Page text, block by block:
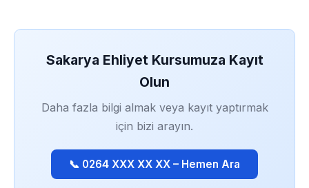
Sakarya Ehliyet Kursumuza Kayıt
Olun
Daha fazla bilgi almak veya kayıt yaptırmak
için bizi arayın.
📞 0264 XXX XX XX – Hemen Ara